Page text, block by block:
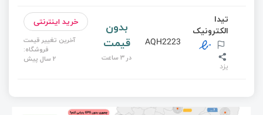
تیدا
الکترونیک
یزد
AQH2223
بدون
قیمت
در 3 ساعت
خرید اینترنتی
آخرین تغییر قیمت
فروشگاه:
2 سال پیش